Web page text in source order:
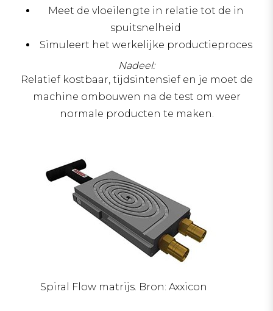
Meet de vloeilengte in relatie tot de in
spuitsnelheid
Simuleert het werkelijke productieproces
Nadeel:
Relatief kostbaar, tijdsintensief en je moet de
machine ombouwen na de test om weer
normale producten te maken.
Spiral Flow matrijs. Bron: Axxicon